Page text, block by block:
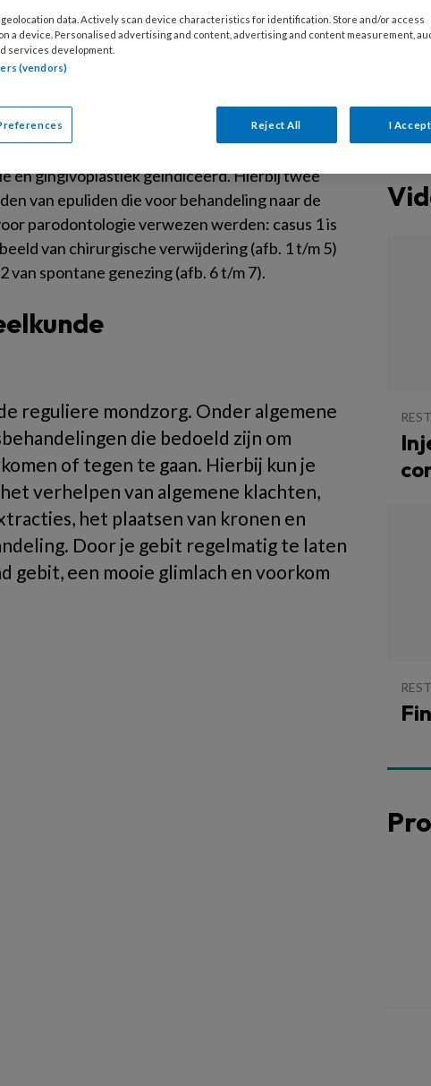
2024
bultje een forse, weke en makkelijk bloedende
en gingivoplastiek geïndiceerd. Hierbij twee
van epuliden die voor behandeling naar de
parodontologie verwezen werden: casus 1 is
van chirurgische verwijdering (afb. 1 t/m 5)
van spontane genezing (afb. 6 t/m 7).
reguliere mondzorg. Onder algemene
die bedoeld zijn om
of tegen te gaan. Hierbij kun je
verhelpen van algemene klachten,
het plaatsen van kronen en
Door je gebit regelmatig te laten
gebit, een mooie glimlach en voorkom
data. Actively scan device characteristics for identification. Store and/or access
a device. Personalised advertising and content, advertising and content measurement,
services development.
(vendors)
Reject All I Accept